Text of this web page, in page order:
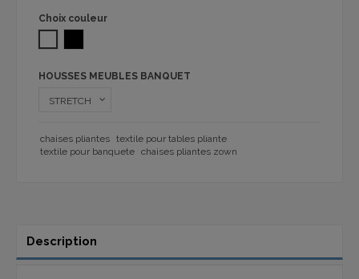
Choix couleur
HOUSSES MEUBLES BANQUET
chaises pliantes textile pour tables pliante
textile pour banquete chaises pliantes zown
Description